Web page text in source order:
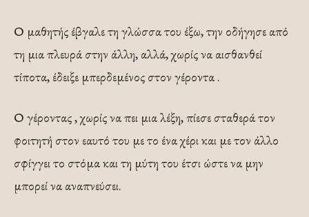
Ο μαθητής έβγαλε τη γλώσσα του έξω, την οδήγησε από
τη μια πλευρά στην άλλη, αλλά, χωρίς να αισθανθεί
τίποτα, έδειξε μπερδεμένος στον γέροντα .
Ο γέροντας , χωρίς να πει μια λέξη, πίεσε σταθερά τον
φοιτητή στον εαυτό του με το ένα χέρι και με τον άλλο
σφίγγει το στόμα και τη μύτη του έτσι ώστε να μην
μπορεί να αναπνεύσει.